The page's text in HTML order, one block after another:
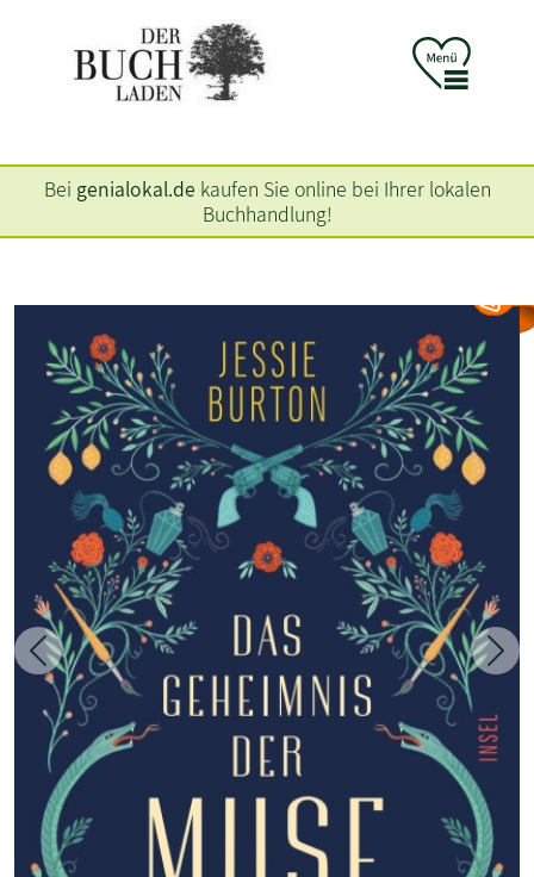
Bei genialokal.de kaufen Sie online bei Ihrer lokalen
Buchhandlung!
Zurück